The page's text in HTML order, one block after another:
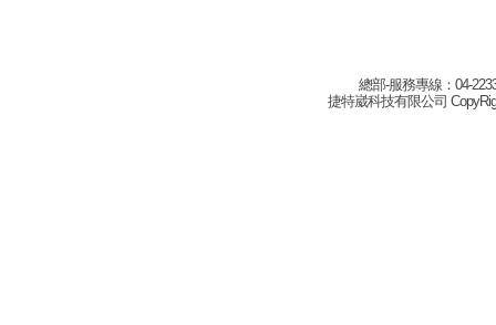
總部-服務專線：04-
捷特崴科技有限公司